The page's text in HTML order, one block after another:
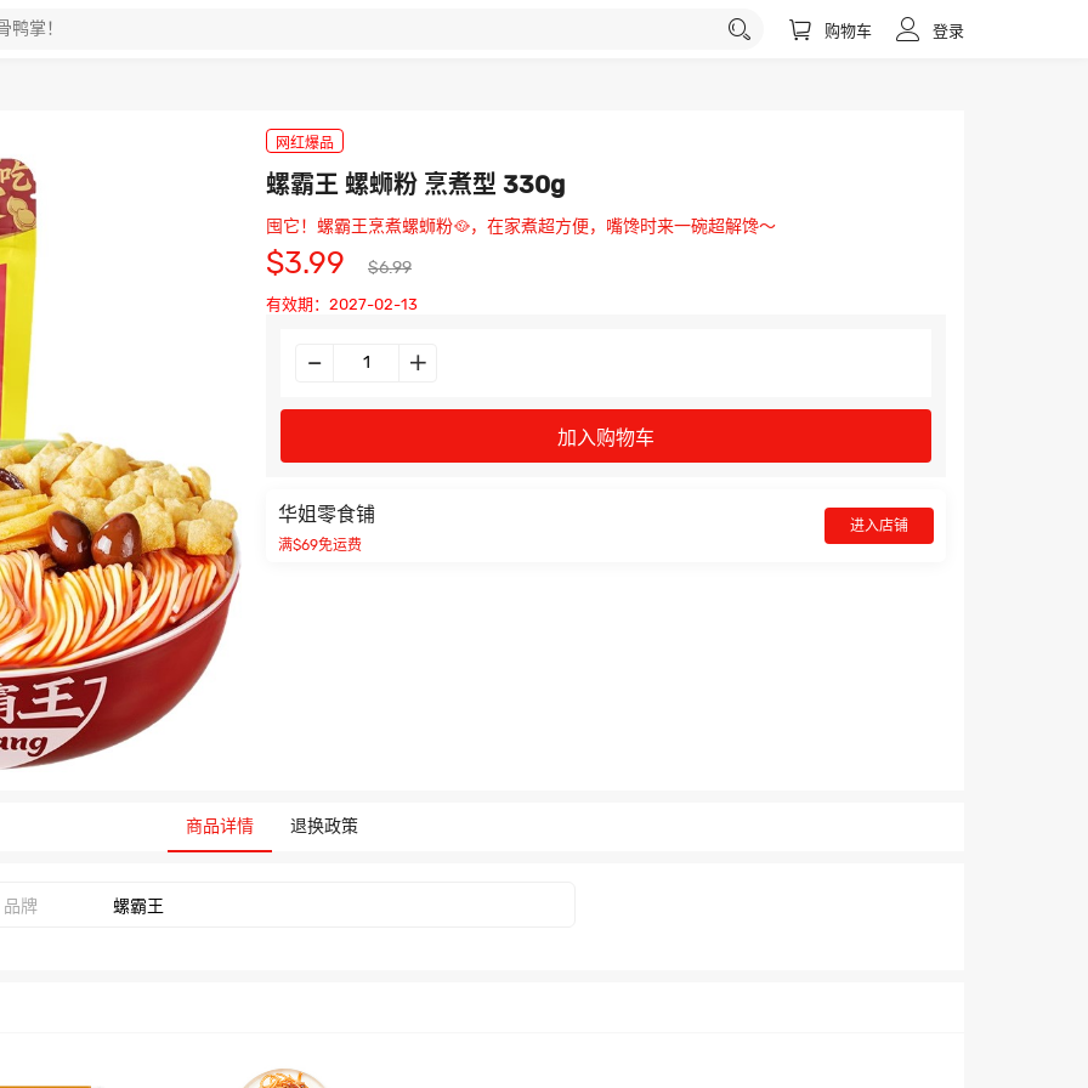
购物车 登录
网红爆品
螺霸王 螺蛳粉 烹煮型 330g
囤它！螺霸王烹煮螺蛳粉🥘，在家煮超方便，嘴馋时来一碗超解馋～
$3.99 $6.99
有效期：2027-02-13
加入购物车
华姐零食铺
满$69免运费
进入店铺
商品详情 退换政策
品牌 螺霸王